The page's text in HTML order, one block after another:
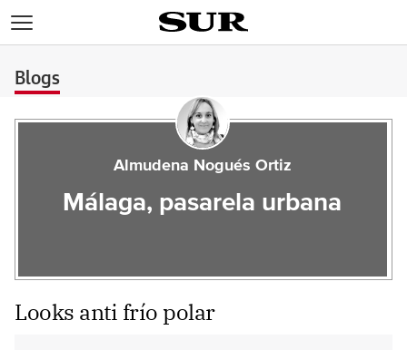
Blogs
Almudena Nogués Ortiz
Málaga, pasarela urbana
Looks anti frío polar